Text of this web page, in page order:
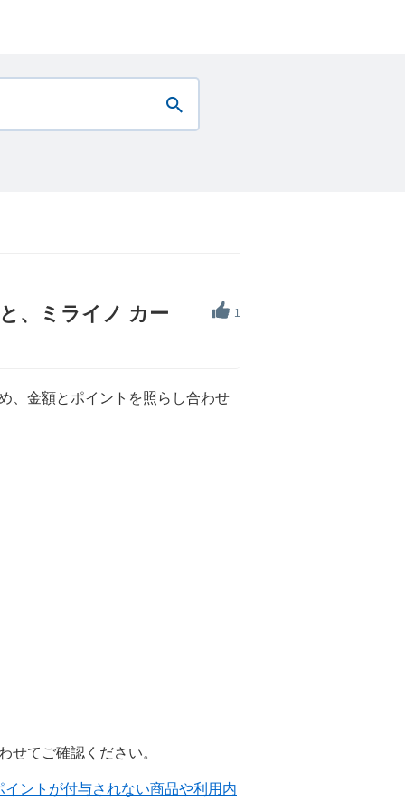
1
、ミライノ カー
、金額とポイントを照らし合わせ
せてご確認ください。
ントが付与されない商品や利用内